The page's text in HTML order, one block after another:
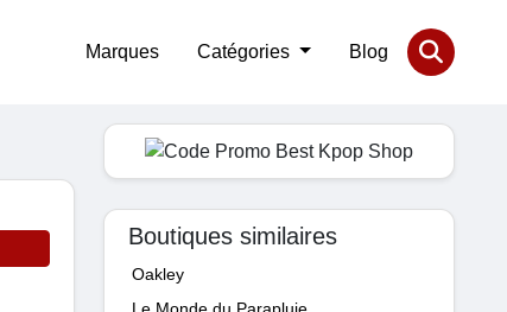
Marques Catégories Blog
Boutiques similaires
Oakley
Le Monde du Parapluie